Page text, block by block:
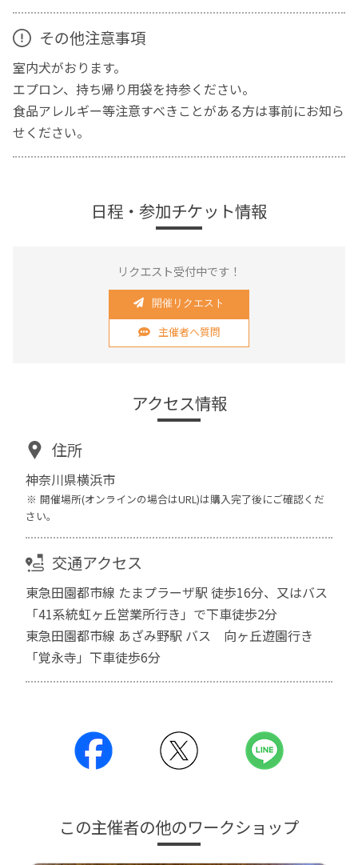
その他注意事項
室内犬がおります。
エプロン、持ち帰り用袋を持参ください。
食品アレルギー等注意すべきことがある方は事前にお知ら
せください。
日程・参加チケット情報
リクエスト受付中です！
開催リクエスト
主催者へ質問
アクセス情報
住所
神奈川県横浜市
開催場所(オンラインの場合はURL)は購入完了後にご確認くだ
さい。
交通アクセス
東急田園都市線 たまプラーザ駅 徒歩16分、又はバス
「41系統虹ヶ丘営業所行き」で下車徒歩2分
東急田園都市線 あざみ野駅 バス 向ヶ丘遊園行き
「覚永寺」下車徒歩6分
この主催者の他のワークショップ